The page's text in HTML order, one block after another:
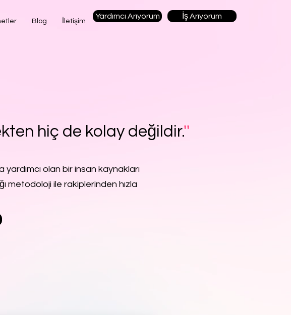
Blog İletişim
Yardımcı Arıyorum İş Arıyorum
hiç de kolay değildir.''
olan bir insan kaynakları
metodoloji ile rakiplerinden hızla